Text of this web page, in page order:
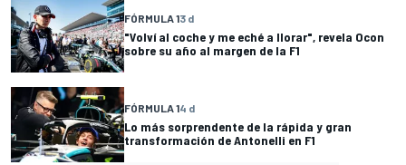
FÓRMULA 13 d
"Volví al coche y me eché a llorar", revela Ocon
sobre su año al margen de la F1
FÓRMULA 14 d
Lo más sorprendente de la rápida y gran
transformación de Antonelli en F1